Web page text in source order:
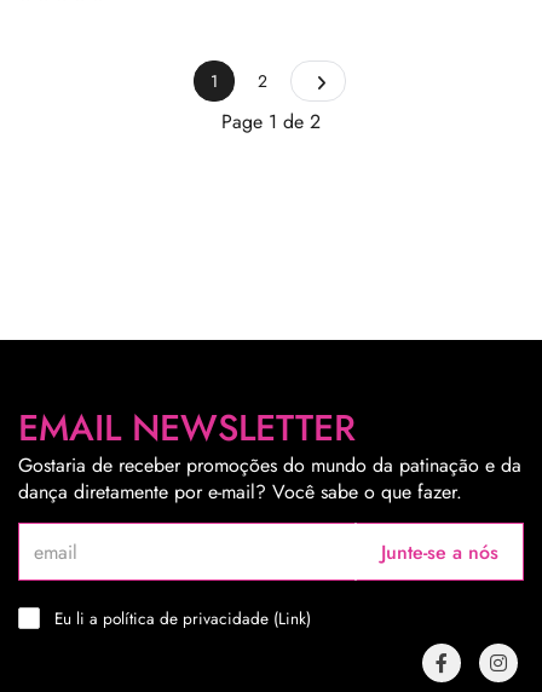
1 2
Page 1 de 2
EMAIL NEWSLETTER
Gostaria de receber promoções do mundo da patinação e da
dança diretamente por e-mail? Você sabe o que fazer.
Junte-se a nós
Eu li a política de privacidade (Link)